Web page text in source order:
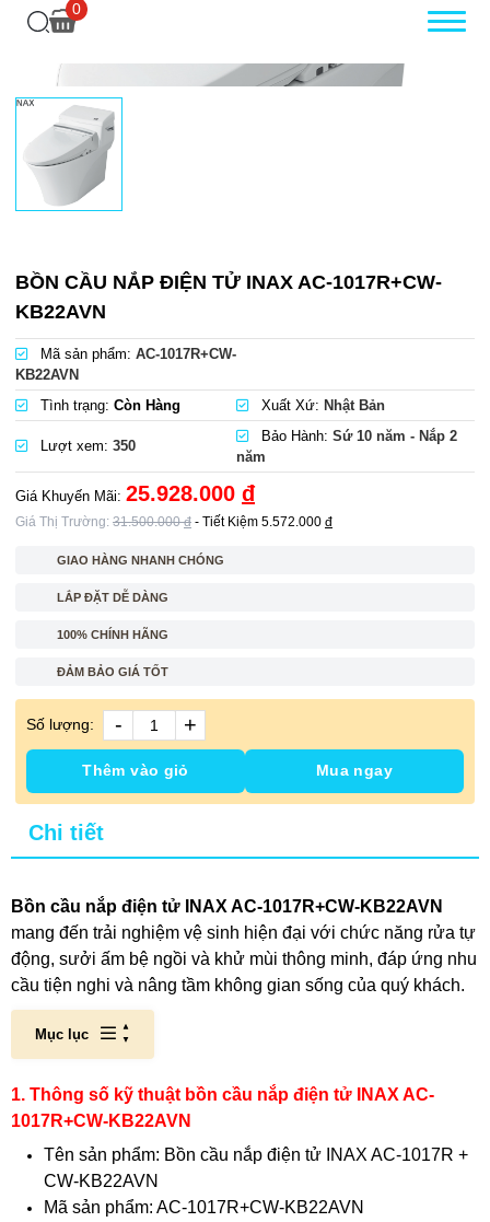
0
BỒN CẦU NẮP ĐIỆN TỬ INAX AC-1017R+CW-
KB22AVN
Mã sản phẩm: AC-1017R+CW-
KB22AVN
Tình trạng: Còn Hàng Xuất Xứ: Nhật Bản
Lượt xem: 350
Bảo Hành: Sứ 10 năm - Nắp 2
năm
Giá Khuyến Mãi: 25.928.000 đ
Giá Thị Trường: 31.500.000đ - Tiết Kiệm 5.572.000 đ
GIAO HÀNG NHANH CHÓNG
LẮP ĐẶT DỄ DÀNG
100% CHÍNH HÃNG
ĐẢM BẢO GIÁ TỐT
Số lượng: - +
Thêm vào giỏ Mua ngay
Chi tiết
Bồn cầu nắp điện tử INAX AC-1017R+CW-KB22AVN
mang đến trải nghiệm vệ sinh hiện đại với chức năng rửa tự
động, sưởi ấm bệ ngồi và khử mùi thông minh, đáp ứng nhu
cầu tiện nghi và nâng tầm không gian sống của quý khách.
Mục lục
1. Thông số kỹ thuật bồn cầu nắp điện tử INAX AC-
1017R+CW-KB22AVN
Tên sản phẩm: Bồn cầu nắp điện tử INAX AC-1017R +
CW-KB22AVN
Mã sản phẩm: AC-1017R+CW-KB22AVN